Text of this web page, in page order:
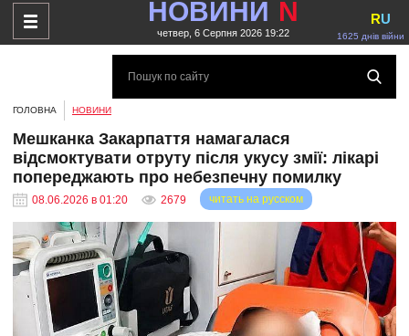
НОВИНИ N
четвер, 6 Серпня 2026 19:22 1625 днів війни
RU
ГОЛОВНА НОВИНИ
Мешканка Закарпаття намагалася
відсмоктувати отруту після укусу змії: лікарі
попереджають про небезпечну помилку
08.06.2026 в 01:20 2679 читать на русском